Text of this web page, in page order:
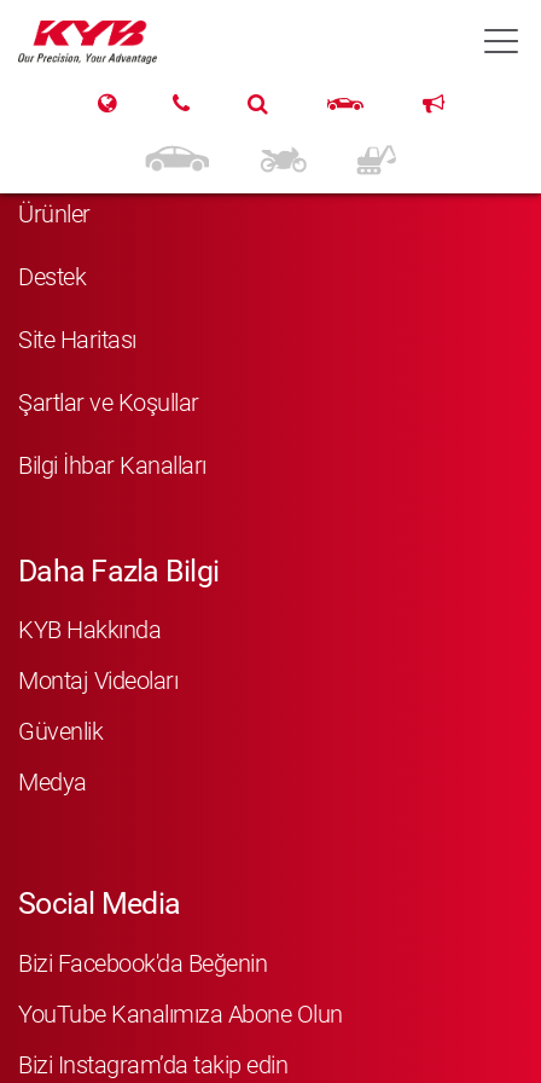
Navigasyon
Ürünler
Destek
Site Haritası
Şartlar ve Koşullar
Bilgi İhbar Kanalları
Daha Fazla Bilgi
KYB Hakkında
Montaj Videoları
Güvenlik
Medya
Social Media
Bizi Facebook'da Beğenin
YouTube Kanalımıza Abone Olun
Bizi Instagram’da takip edin